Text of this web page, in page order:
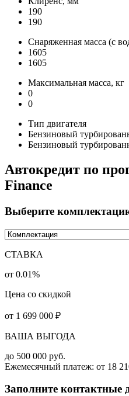
190
190
Снаряженная масса (с
1605
1605
Максимальная масса, кг
0
0
Тип двигателя
Бензиновый
Бензиновый
Автокредит по
Finance
Выберите
СТАВКА
от 0.01%
Цена со скидкой
от 1 699 000 ₽
ВАША ВЫГОДА
до 500 000 руб.
Ежемесячный платеж: от 18
Заполните контактные